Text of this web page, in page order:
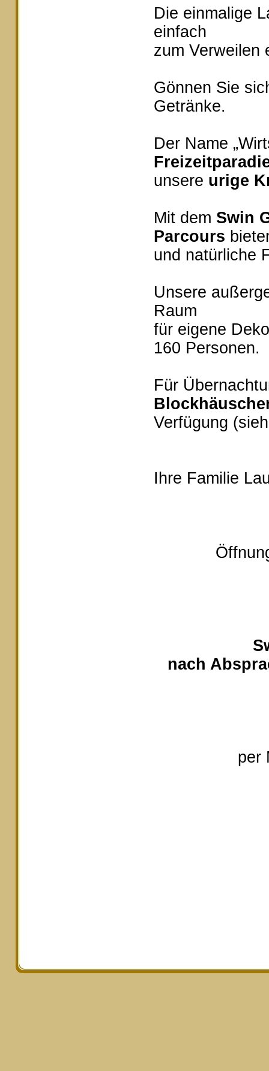
Die einmalige
einfach
zum Verweilen
Gönnen Sie
Getränke.
Der Name
unsere urige
Mit dem Swin
Parcours
und natürliche
Unsere
Raum
für eigene
160 Personen.
Für
Verfügung
Ihre Familie
nach
per